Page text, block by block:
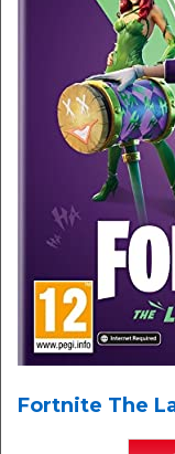
Fortnite The